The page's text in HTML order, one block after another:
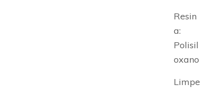
Resin
a:
Polisil
oxano
Limpe